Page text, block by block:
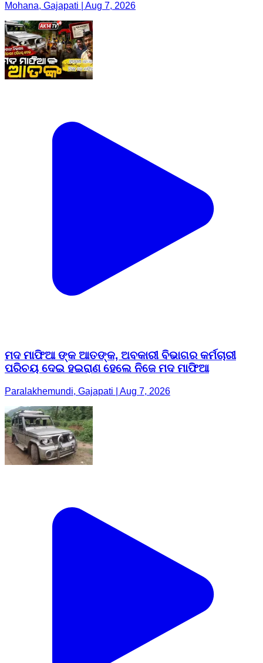
Mohana, Gajapati | Aug 7, 2026
ମଦ ମାଫିଆ ଙ୍କ ଆତଙ୍କ, ଅବକାରୀ ବିଭାଗର କର୍ମଚାରୀ
ପରିଚୟ ଦେଇ ହଇରାଣ ହେଲେ ନିଜେ ମଦ ମାଫିଆ
Paralakhemundi, Gajapati | Aug 7, 2026